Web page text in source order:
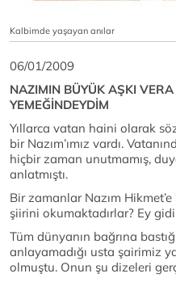
Kalbimde yaşayan anılar
06/01/2009
NAZIMIN BÜYÜK AŞKI
YEMEĞİNDEYDİM
Yıllarca vatan haini olarak
bir Nazım’ımız vardı.
hiçbir zaman unutmamış,
anlatmıştı.
Bir zamanlar Nazım
şiirini okumaktadırlar? Ey
Tüm dünyanın bağrına
anlayamadığı usta şairimiz
olmuştu. Onun şu dizeleri